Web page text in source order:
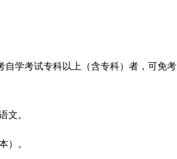
学考试专科以上（含专科）者，可免考
。
。